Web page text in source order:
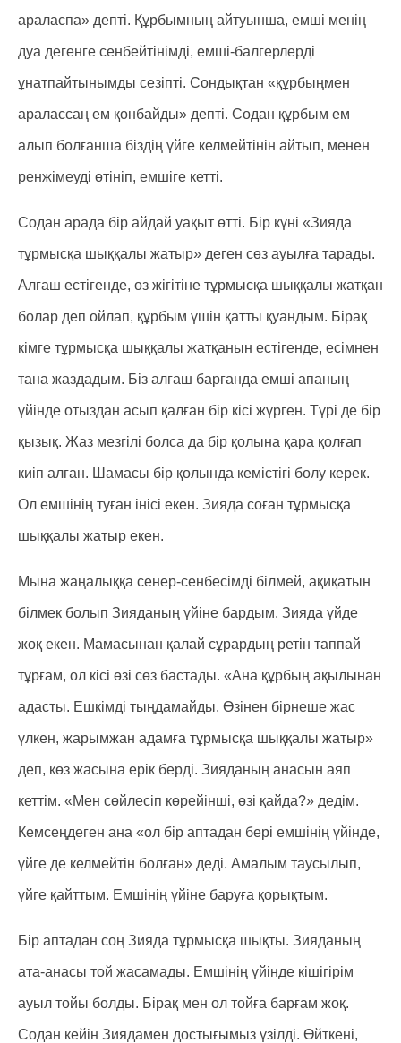
араласпа» депті. Құрбымның айтуынша, емші менің
дуа дегенге сенбейтінімді, емші-балгерлерді
ұнатпайтынымды сезіпті. Сондықтан «құрбыңмен
аралассаң ем қонбайды» депті. Содан құрбым ем
алып болғанша біздің үйге келмейтінін айтып, менен
ренжімеуді өтініп, емшіге кетті.
Содан арада бір айдай уақыт өтті. Бір күні «Зияда
тұрмысқа шыққалы жатыр» деген сөз ауылға тарады.
Алғаш естігенде, өз жігітіне тұрмысқа шыққалы жатқан
болар деп ойлап, құрбым үшін қатты қуандым. Бірақ
кімге тұрмысқа шыққалы жатқанын естігенде, есімнен
тана жаздадым. Біз алғаш барғанда емші апаның
үйінде отыздан асып қалған бір кісі жүрген. Түрі де бір
қызық. Жаз мезгілі болса да бір қолына қара қолғап
киіп алған. Шамасы бір қолында кемістігі болу керек.
Ол емшінің туған інісі екен. Зияда соған тұрмысқа
шыққалы жатыр екен.
Мына жаңалыққа сенер-сенбесімді білмей, ақиқатын
білмек болып Зияданың үйіне бардым. Зияда үйде
жоқ екен. Мамасынан қалай сұрардың ретін таппай
тұрғам, ол кісі өзі сөз бастады. «Ана құрбың ақылынан
адасты. Ешкімді тыңдамайды. Өзінен бірнеше жас
үлкен, жарымжан адамға тұрмысқа шыққалы жатыр»
деп, көз жасына ерік берді. Зияданың анасын аяп
кеттім. «Мен сөйлесіп көрейінші, өзі қайда?» дедім.
Кемсеңдеген ана «ол бір аптадан бері емшінің үйінде,
үйге де келмейтін болған» деді. Амалым таусылып,
үйге қайттым. Емшінің үйіне баруға қорықтым.
Бір аптадан соң Зияда тұрмысқа шықты. Зияданың
ата-анасы той жасамады. Емшінің үйінде кішігірім
ауыл тойы болды. Бірақ мен ол тойға барғам жоқ.
Содан кейін Зиядамен достығымыз үзілді. Өйткені,